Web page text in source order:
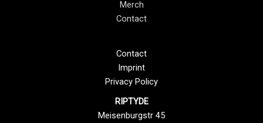
Merch
Contact
Contact
Imprint
Privacy Policy
RIPTYDE
Meisenburgstr 45